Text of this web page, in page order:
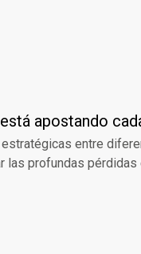
apostando
entre
las profundas